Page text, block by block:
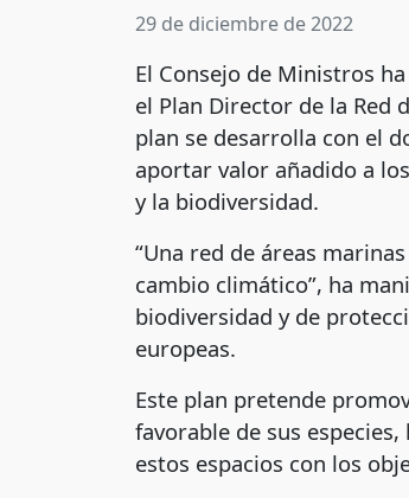
29 de diciembre de 2022
El Consejo de Ministros
el Plan Director de la Red
plan se desarrolla con el
aportar valor añadido a
y la biodiversidad.
“Una red de áreas
cambio climático”, ha
biodiversidad y de
europeas.
Este plan pretende
favorable de sus
estos espacios con los